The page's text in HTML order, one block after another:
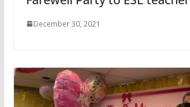
December 30, 2021